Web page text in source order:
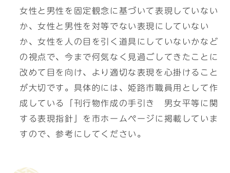
女性と男性を固定観念に基づいて表現していない
か、女性と男性を対等でない表現にしていない
か、女性を人の目を引く道具にしていないかなど
の視点で、今まで何気なく見過ごしてきたことに
改めて目を向け、より適切な表現を心掛けること
が大切です。具体的には、姫路市職員用として作
成している「刊行物作成の手引き 男女平等に関
する表現指針」を市ホームページに掲載していま
すので、参考にしてください。